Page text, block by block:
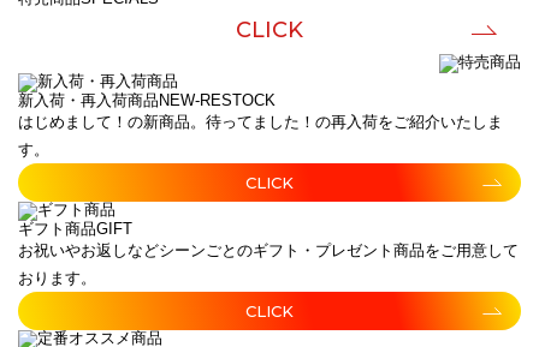
CLICK
新入荷・再入荷商品 NEW-RESTOCK
はじめまして！の新商品。待ってました！の再入荷をご紹介いたしま
す。
CLICK
ギフト商品GIFT
お祝いやお返しなどシーンごとのギフト・プレゼント商品をご用意して
おります。
CLICK